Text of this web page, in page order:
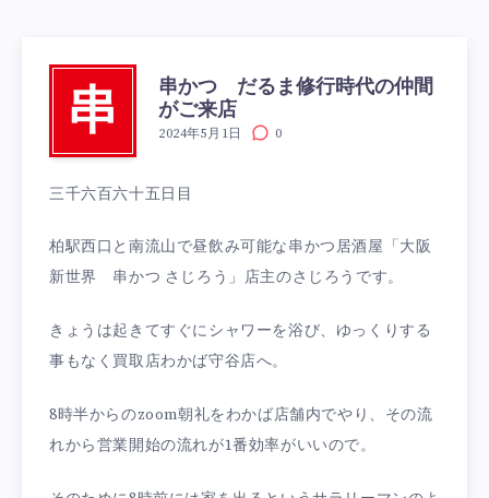
串
串かつ だるま修行時代の仲間
がご来店
2024年5月1日 0
三千六百六十五日目
柏駅西口と南流山で昼飲み可能な串かつ居酒屋「大阪
新世界 串かつ さじろう」店主のさじろうです。
きょうは起きてすぐにシャワーを浴び、ゆっくりする
事もなく買取店わかば守谷店へ。
8時半からのzoom朝礼をわかば店舗内でやり、その流
れから営業開始の流れが1番効率がいいので。